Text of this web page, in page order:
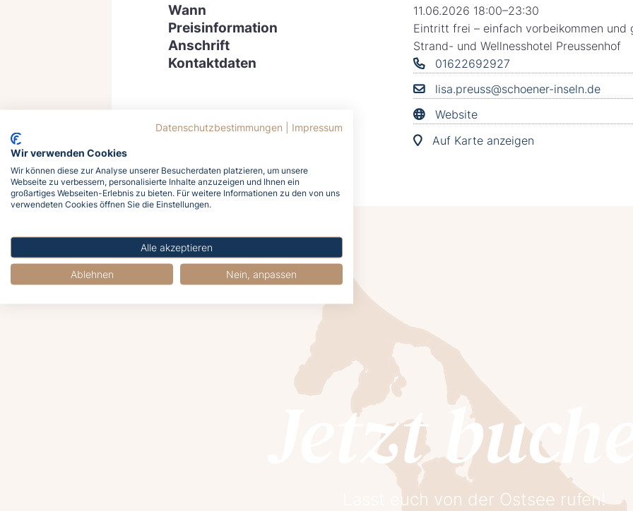
Wann 11.06.2026 18:00–23:30
Preisinformation Eintritt frei – einfach vorbeikommen und
Anschrift Strand- und Wellnesshotel Preussenhof
Kontaktdaten
01622692927
lisa.preuss@schoener-inseln.de
Website
Auf Karte anzeigen
Jetzt
Lasst euch von der Ostsee rufen!
Datenschutzbestimmungen Impressum
Wir verwenden Cookies
Wir können diese zur Analyse unserer Besucherdaten platzieren, um unsere
Webseite zu verbessern, personalisierte Inhalte anzuzeigen und Ihnen ein
großartiges Webseiten-Erlebnis zu bieten. Für weitere Informationen zu den von uns
verwendeten Cookies öffnen Sie die Einstellungen.
Alle akzeptieren
Ablehnen Nein, anpassen